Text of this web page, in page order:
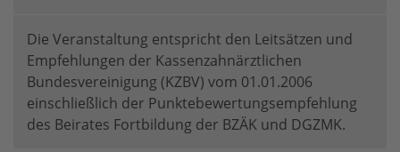
Die Veranstaltung entspricht den Leitsätzen und
Empfehlungen der Kassenzahnärztlichen
Bundesvereinigung (KZBV) vom 01.01.2006
einschließlich der Punktebewertungsempfehlung
des Beirates Fortbildung der BZÄK und DGZMK.